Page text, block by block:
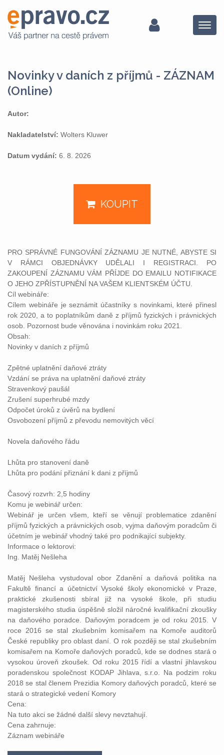
Menu
Novinky v daních z příjmů - ZÁZNAM
(Online)
Autor:
Nakladatelství: Wolters Kluwer
Datum vydání: 6. 8. 2026
KOUPIT
PRO SPRÁVNÉ FUNGOVÁNÍ ZÁZNAMU JE NUTNÉ, ABYSTE SI
V RÁMCI OBJEDNÁVKY UDĚLALI I REGISTRACI. PO
ZAKOUPENÍ ZÁZNAMU VÁM PŘÍJDE DO EMAILU NOTIFIKACE
O JEHO ZPŘÍSTUPNĚNÍ NA VAŠEM KLIENTSKÉM ÚČTU.
Cíl webináře:
Cílem webináře je seznámit účastníky s novinkami, které přinesl
rok 2020, a to poplatníkům daně z příjmů fyzických i právnických
osob. Pozornost bude věnována i novinkám roku 2021.
Obsah:
Novinky v daních z příjmů
Zpětné uplatnění daňové ztráty
Vzdání se práva na uplatnění daňové ztráty
Stravenkový paušál
Zrušení superhrubé mzdy
Odpočet úroků z úvěrů na bydlení
Osvobození příjmů z převodu nemovitých věcí
Novela daňového řádu
Lhůta pro stanovení daně
Lhůta pro podání přiznání k dani z příjmů
Časový rozvrh: 2,5 hodiny
Komu je webinář určen:
Webinář je určen všem, kteří se věnují problematice zdanění
příjmů fyzických a právnických osob, vyjma daňovým poradcům či
účetním je webinář vhodný také pro podnikající subjekty.
Informace o lektorovi:
Ing. Matěj Nešleha
Matěj Nešleha vystudoval obor Zdanění a daňová politika na
Fakultě financí a účetnictví Vysoké školy ekonomické v Praze,
praktické zkušenosti sbíral již na vysoké škole, při studiu
magisterského studia úspěšně složil náročné kvalifikační zkoušky
na daňového poradce. Daňovým poradcem je od roku 2015. V
roce 2016 se stal zkušebním komisařem na Komoře auditorů
České republiky pro oblast daní. O rok později se stal zkušebním
komisařem na Komoře daňových poradců, kde se dodnes stará o
vysokou úroveň zkoušek. Od roku 2015 řídí a vlastní jihlavskou
poradenskou společnost KODAP Jihlava, s.r.o. Na podzim roku
2018 se stal členem Prezidia Komory daňových poradců, které se
stará o strategické vedení Komory
Cena:
Na tuto akci se žádné další slevy nevztahují.
Cena zahrnuje:
Záznam webináře